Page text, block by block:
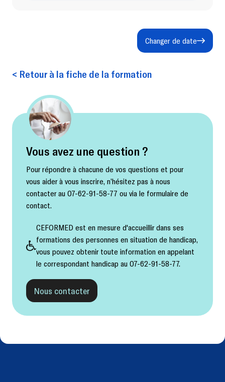
Changer de date
< Retour à la fiche de la formation
Vous avez une question ?
Pour répondre à chacune de vos questions et pour
vous aider à vous inscrire, n’hésitez pas à nous
contacter au 07-62-91-58-77 ou via le formulaire de
contact.
CEFORMED est en mesure d'accueillir dans ses
formations des personnes en situation de handicap,
vous pouvez obtenir toute information en appelant
le correspondant handicap au 07-62-91-58-77.
Nous contacter